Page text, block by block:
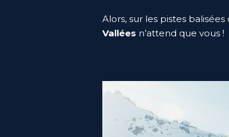
Alors, sur les pistes
Vallées n’attend que vous !